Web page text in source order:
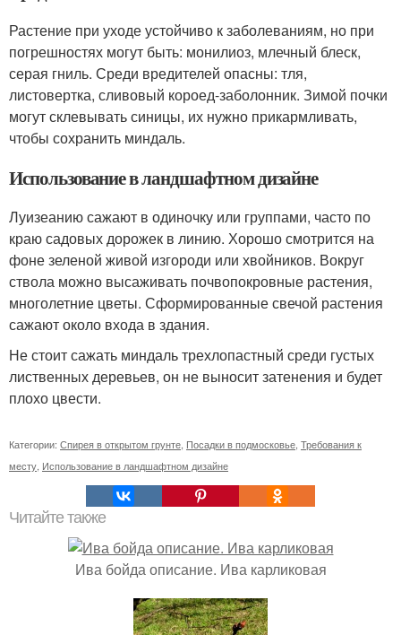
Растение при уходе устойчиво к заболеваниям, но при
погрешностях могут быть: монилиоз, млечный блеск,
серая гниль. Среди вредителей опасны: тля,
листовертка, сливовый короед-заболонник. Зимой почки
могут склевывать синицы, их нужно прикармливать,
чтобы сохранить миндаль.
Использование в ландшафтном дизайне
Луизеанию сажают в одиночку или группами, часто по
краю садовых дорожек в линию. Хорошо смотрится на
фоне зеленой живой изгороди или хвойников. Вокруг
ствола можно высаживать почвопокровные растения,
многолетние цветы. Сформированные свечой растения
сажают около входа в здания.
Не стоит сажать миндаль трехлопастный среди густых
лиственных деревьев, он не выносит затенения и будет
плохо цвести.
Категории: Спирея в открытом грунте, Посадки в подмосковье, Требования к
месту, Использование в ландшафтном дизайне
Читайте также
Ива бойда описание. Ива карликовая